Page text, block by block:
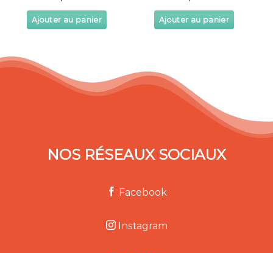
Ajouter au panier Ajouter au panier
NOS RÉSEAUX SOCIAUX
Facebook
Instagram